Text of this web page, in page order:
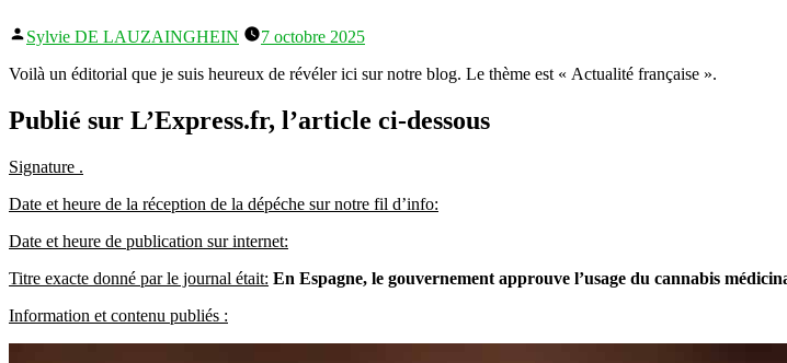
Publié
Sylvie DE LAUZAINGHEIN
7 octobre 2025
Voilà un éditorial que je suis heureux de révéler ici sur notre blog. Le thème est « Actualité française ».
Publié sur L’Express.fr, l’article ci-dessous
Signature .
Date et heure de la réception de la dépéche sur notre fil d’info:
Date et heure de publication sur internet:
Titre exacte donné par le journal était: En Espagne, le gouvernement approuve l’usage du cannabis
Information et contenu publiés :